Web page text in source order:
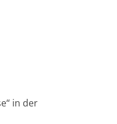
in der